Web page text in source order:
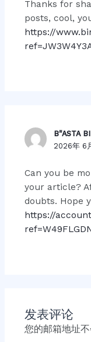
Thanks for
posts, cool,
https://
B"ASTA
2026年 6
Can you be
your article?
doubts. Hope
https://
发表评论
您的邮箱地址不